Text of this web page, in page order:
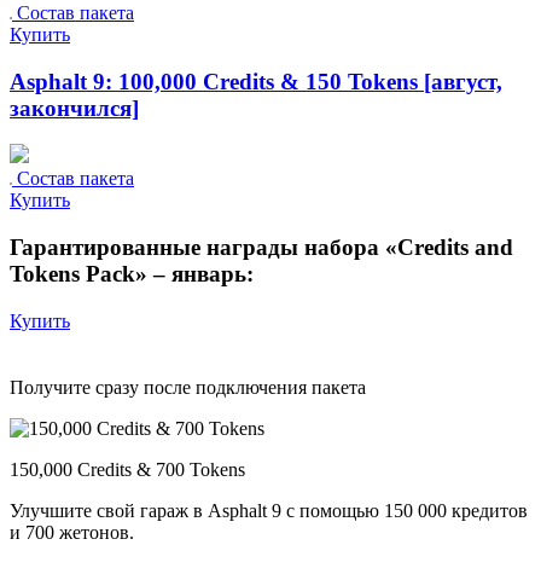
Состав пакета
Купить
Asphalt 9: 100,000 Credits & 150 Tokens [август,
закончился]
Состав пакета
Купить
Гарантированные награды набора «Credits and
Tokens Pack» – январь:
Купить
Получите сразу после подключения пакета
150,000 Credits & 700 Tokens
Улучшите свой гараж в Asphalt 9 с помощью 150 000 кредитов
и 700 жетонов.